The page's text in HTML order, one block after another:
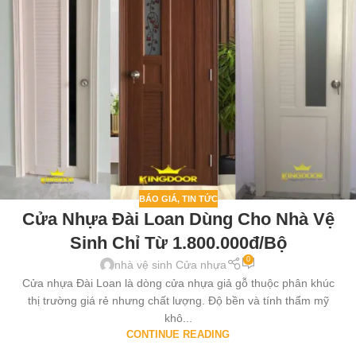
BÁO GIÁ, TIN TỨC
Cửa Nhựa Đài Loan Dùng Cho Nhà Vệ
Sinh Chỉ Từ 1.800.000đ/bộ
nhà vệ sinh Cửa nhựa 0
Cửa nhựa Đài Loan là dòng cửa nhựa giả gỗ thuộc phân khúc
thị trường giá rẻ nhưng chất lượng. Độ bền và tính thẩm mỹ
khô...
CONTINUE READING